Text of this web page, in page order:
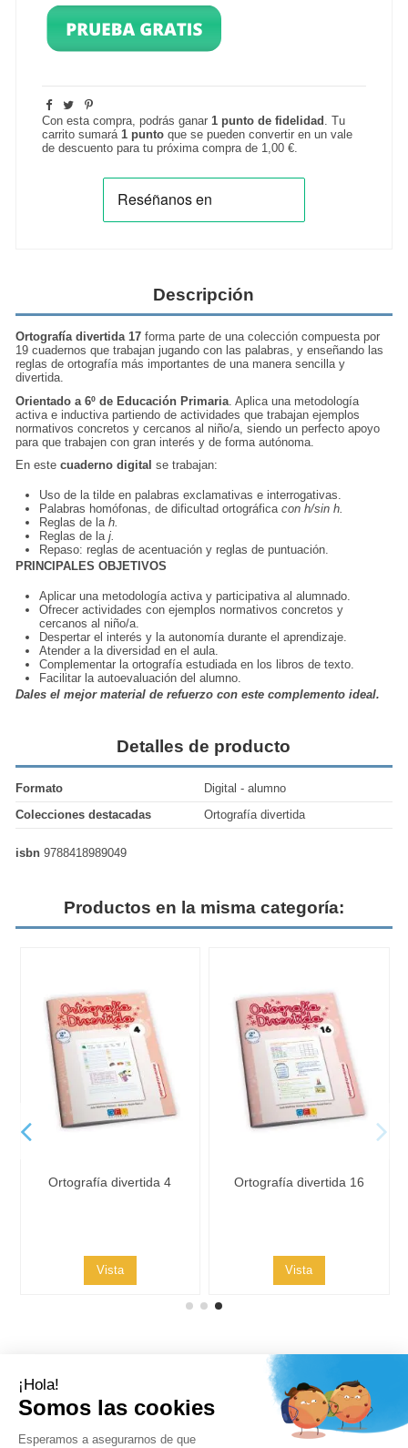
Con esta compra, podrás ganar 1 punto de fidelidad
. Tu
carrito sumará 1 punto que se pueden convertir en un vale
de descuento para tu próxima compra de 1,00 €
Descripción
Ortografía divertida 17forma parte de una colección compuesta por
19 cuadernos que trabajan jugando con las palabras, y enseñando las
reglas de ortografía más importantes de una manera sencilla y
divertida.
Orientado a 6º de Educación Primaria . Aplica una metodología
activa e inductiva partiendo de actividades que trabajan ejemplos
normativos concretos y cercanos al niño/a, siendo un perfecto apoyo
para que trabajen con gran interés y de forma autónoma.
En estecuaderno digitalse trabajan:
Uso de la tilde en palabras exclamativas e interrogativas.
Palabras homófonas, de dificultad ortográficacon h/sin h.
Reglas de lah.
Reglas de laj.
Repaso: reglas de acentuación y reglas de puntuación.
PRINCIPALES OBJETIVOS
Aplicar una metodología activa y participativa al alumnado.
Ofrecer actividades con ejemplos normativos concretos y
cercanos al niño/a.
Despertar el interés y la autonomía durante el aprendizaje.
Atender a la diversidad en el aula.
Complementar la ortografía estudiada en los libros de texto.
Facilitar la autoevaluación del alumno.
Dales el mejor material de refuerzo con este complemento ideal.
Detalles de producto
Formato
Digital - alumno
Colecciones destacadas
Ortografía divertida
isbn 9788418989049
Productos en la misma categoría:
Ortografía divertida 4
Vista
Ortografía divertida 16
Vista